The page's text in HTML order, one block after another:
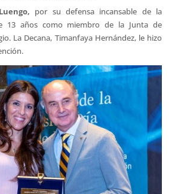
por su defensa incansable de la
13 años como miembro de la Junta de
La Decana, Timanfaya Hernández, le hizo